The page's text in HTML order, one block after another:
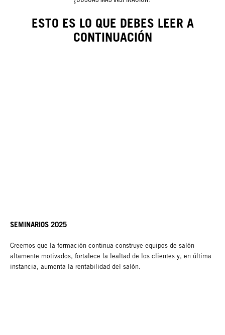
ESTO ES LO QUE DEBES LEER A
CONTINUACIÓN
SEMINARIOS 2025
Creemos que la formación continua construye equipos de salón
altamente motivados, fortalece la lealtad de los clientes y, en última
instancia, aumenta la rentabilidad del salón.